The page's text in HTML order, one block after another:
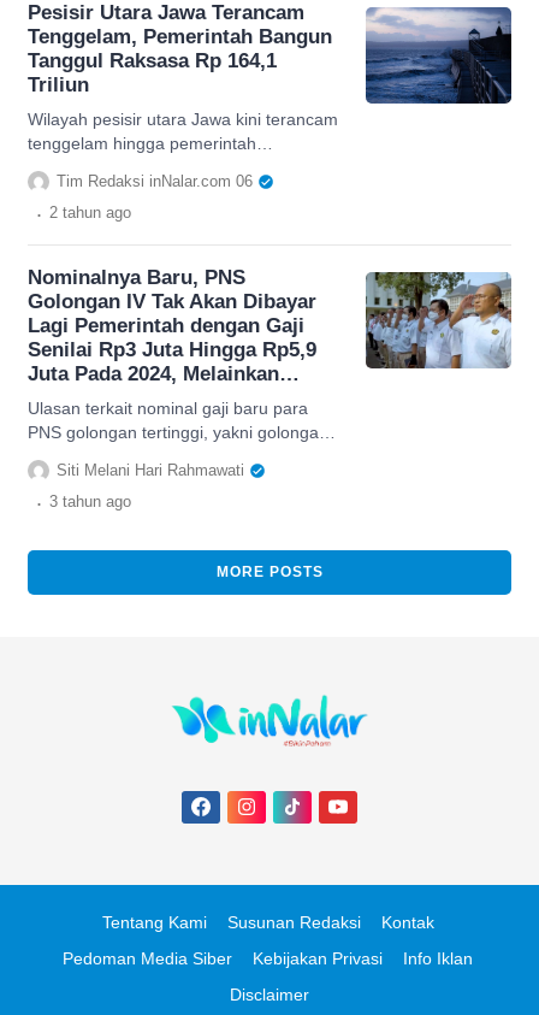
Pesisir Utara Jawa Terancam
Tenggelam, Pemerintah Bangun
Tanggul Raksasa Rp 164,1
Triliun
Wilayah pesisir utara Jawa kini terancam
tenggelam hingga pemerintah
membangun tanggul raksasa sebagai
mitigasi. Berikut alasan bisa terjadi
Tim Redaksi inNalar.com 06
. 2 tahun ago
Nominalnya Baru, PNS
Golongan IV Tak Akan Dibayar
Lagi Pemerintah dengan Gaji
Senilai Rp3 Juta Hingga Rp5,9
Juta Pada 2024, Melainkan…
Ulasan terkait nominal gaji baru para
PNS golongan tertinggi, yakni golongan
IV yang akan mulai berlaku pada tahun
2024 mendatang.
Siti Melani Hari Rahmawati
. 3 tahun ago
MORE POSTS
Tentang Kami Susunan Redaksi
Kontak
Pedoman Media Siber
Kebijakan Privasi
Info Iklan
Disclaimer